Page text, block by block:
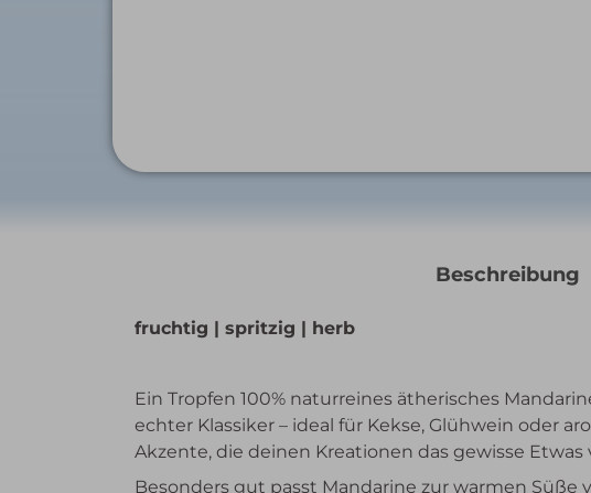
Beschreibung
fruchtig | spritzig | herb
Ein Tropfen 100% naturreines ätherisches
echter Klassiker – ideal für Kekse, Glühwein oder
Akzente, die deinen Kreationen das gewisse Etwas
Besonders gut passt Mandarine zur warmen Süße